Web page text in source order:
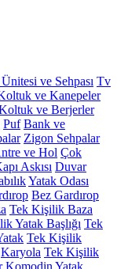
ve Sehpası Tv
ve Kanepeler
ve Berjerler
Puf Bank ve
Zigon Sehpalar
ve Hol Çok
Askısı Duvar
Yatak Odası
Bez Gardırop
Tek Kişilik Baza
Yatak Başlığı Tek
Tek Kişilik
Karyola Tek Kişilik
Komodin Yatak